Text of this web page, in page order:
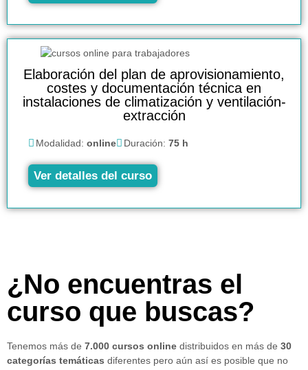
Elaboración del plan de aprovisionamiento,
costes y documentación técnica en
instalaciones de climatización y ventilación-
extracción
Modalidad: online Duración: 75 h
Ver detalles del curso
¿No encuentras el
curso que buscas?
Tenemos más de 7.000 cursos online distribuidos en más de 30
categorías temáticas diferentes pero aún así es posible que no